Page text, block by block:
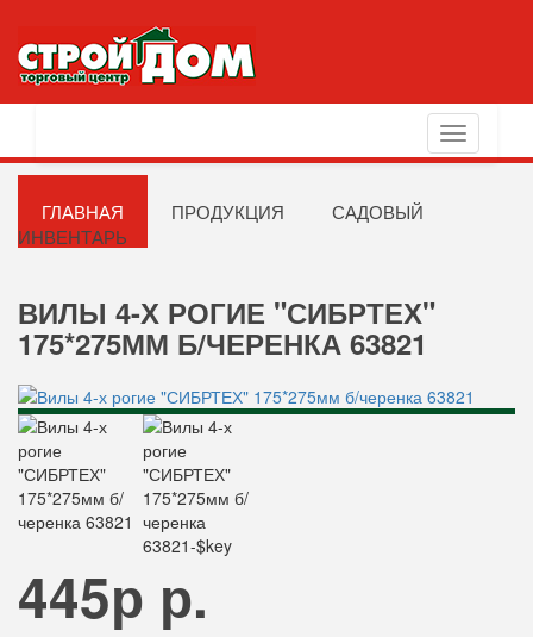
Toggle
navigation
ГЛАВНАЯ ПРОДУКЦИЯ
САДОВЫЙ
ИНВЕНТАРЬ
ВИЛЫ 4-Х РОГИЕ "СИБРТЕХ"
175*275ММ Б/ЧЕРЕНКА 63821
445р р.